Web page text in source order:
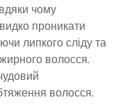
чому
проникати
липкого сліду та
волосся.
волосся.